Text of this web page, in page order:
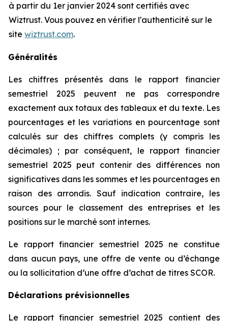
à partir du 1er janvier 2024 sont certifiés avec
Wiztrust. Vous pouvez en vérifier l'authenticité sur le
site wiztrust.com.
Généralités
Les chiffres présentés dans le rapport financier
semestriel 2025 peuvent ne pas correspondre
exactement aux totaux des tableaux et du texte. Les
pourcentages et les variations en pourcentage sont
calculés sur des chiffres complets (y compris les
décimales) ; par conséquent, le rapport financier
semestriel 2025 peut contenir des différences non
significatives dans les sommes et les pourcentages en
raison des arrondis. Sauf indication contraire, les
sources pour le classement des entreprises et les
positions sur le marché sont internes.
Le rapport financier semestriel 2025 ne constitue
dans aucun pays, une offre de vente ou d’échange
ou la sollicitation d’une offre d’achat de titres SCOR.
Déclarations prévisionnelles
Le rapport financier semestriel 2025 contient des